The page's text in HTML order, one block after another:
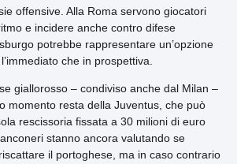
offensive. Alla Roma servono giocatori
e incidere anche contro difese
potrebbe rappresentare un’opzione
che in prospettiva.
giallorosso – condiviso anche dal Milan –
momento resta della Juventus, che può
rescissoria fissata a 30 milioni di euro
stanno ancora valutando se
il portoghese, ma in caso contrario